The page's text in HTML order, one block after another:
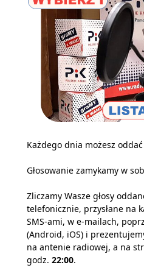
Każdego dnia możesz oddać
Głosowanie zamykamy w
Zliczamy Wasze głosy
telefonicznie, przysłane na
SMS-ami, w e-mailach,
(Android, iOS) i
na antenie radiowej, a na
godz. 22:00.